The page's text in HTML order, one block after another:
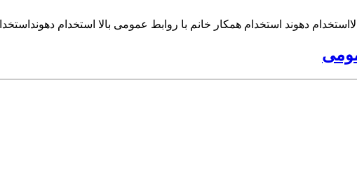
دهوند استخدام همکار خانم با روابط عمومی بالا استخدام